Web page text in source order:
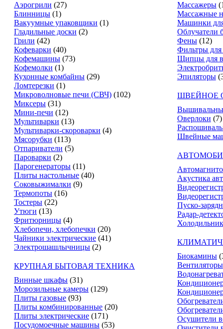
Аэрогрили (27)
Блинницы (1)
Вакуумные упаковщики (1)
Гладильные доски (2)
Грили (42)
Кофеварки (40)
Кофемашины (73)
Кофемолки (1)
Кухонные комбайны (29)
Ломтерезки (1)
Микроволновые печи (СВЧ) (102)
Миксеры (31)
Мини-печи (12)
Мультиварки (13)
Мультиварки-скороварки (4)
Мясорубки (113)
Отпариватели (5)
Пароварки (2)
Парогенераторы (11)
Плиты настольные (40)
Соковыжималки (9)
Термопоты (16)
Тостеры (22)
Утюги (13)
Фритюрницы (4)
Хлебопечи, хлебопечки (20)
Чайники электрические (41)
Электрошашлычницы (2)
КРУПНАЯ БЫТОВАЯ ТЕХНИКА
Винные шкафы (31)
Морозильные камеры (129)
Плиты газовые (93)
Плиты комбинированные (20)
Плиты электрические (171)
Посудомоечные машины (53)
Массажеры
Массажные
Машинки
Облучатели
Фены (12)
Фильтры
Щипцы для
Эпиляторы
ШВЕЙНОЕ
Оверлоки (7)
Швейные
Акустика
Пуско-
Радар-
Биокамины
Вентиляторы
Осушители